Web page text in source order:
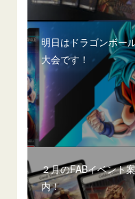
明日はドラゴンボー
大会です！
２月のFABイベント
内！